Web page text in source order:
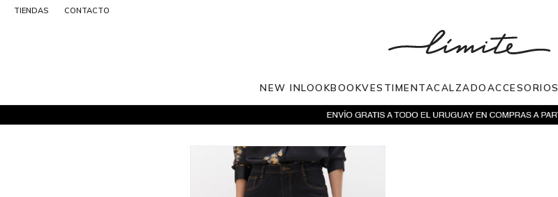
NEW INLOOKBOOKVESTIMENTACALZADOACCESORIOS
TIENDAS CONTACTO